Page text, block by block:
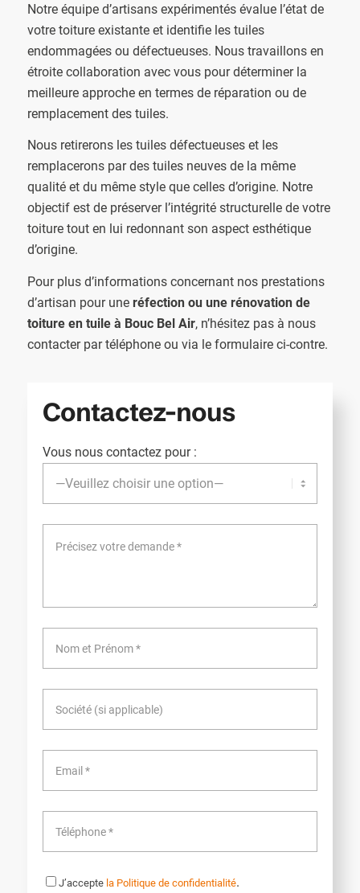
Notre équipe d’artisans expérimentés évalue l’état de
votre toiture existante et identifie les tuiles
endommagées ou défectueuses. Nous travaillons en
étroite collaboration avec vous pour déterminer la
meilleure approche en termes de réparation ou de
remplacement des tuiles.
Nous retirerons les tuiles défectueuses et les
remplacerons par des tuiles neuves de la même
qualité et du même style que celles d’origine. Notre
objectif est de préserver l’intégrité structurelle de votre
toiture tout en lui redonnant son aspect esthétique
d’origine.
Pour plus d’informations concernant nos prestations
d’artisan pour une réfection ou une rénovation de
toiture en tuile à Bouc Bel Air, n’hésitez pas à nous
contacter par téléphone ou via le formulaire ci-contre.
Contactez-nous
Vous nous contactez pour :
J’accepte la Politique de confidentialité.